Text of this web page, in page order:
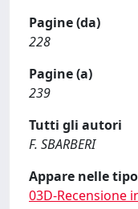
Pagine (da)
228
Pagine (a)
239
Tutti gli autori
F. SBARBERI
Appare nelle
03D-Recensione